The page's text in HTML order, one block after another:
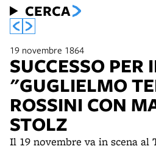
CERCA
19 novembre 1864
SUCCESSO PER
"GUGLIELMO
ROSSINI CON
STOLZ
Il 19 novembre va in scena al